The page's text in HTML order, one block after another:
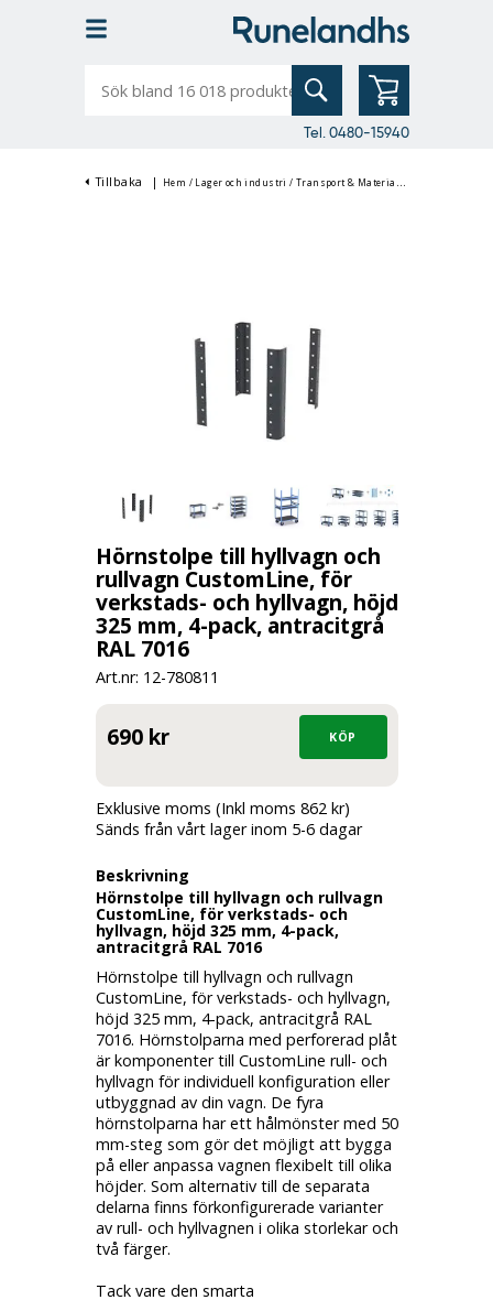
bland
Tel. 0480-15940
Tillbaka | Hem / Lager och industri / Transport & Materialhantering
Hörnstolpe till hyllvagn och
rullvagn CustomLine, för
verkstads- och hyllvagn, höjd
325 mm, 4-pack, antracitgrå
RAL 7016
Art.nr: 12-780811
690 kr
Exklusive moms (Inkl moms 862 kr)
Sänds från vårt lager inom 5-6 dagar
Beskrivning
Hörnstolpe till hyllvagn och rullvagn
CustomLine, för verkstads- och
hyllvagn, höjd 325 mm, 4-pack,
antracitgrå RAL 7016
Hörnstolpe till hyllvagn och rullvagn
CustomLine, för verkstads- och hyllvagn,
höjd 325 mm, 4-pack, antracitgrå RAL
7016. Hörnstolparna med perforerad plåt
är komponenter till CustomLine rull- och
hyllvagn för individuell konfiguration eller
utbyggnad av din vagn. De fyra
hörnstolparna har ett hålmönster med 50
mm-steg som gör det möjligt att bygga
på eller anpassa vagnen flexibelt till olika
höjder. Som alternativ till de separata
delarna finns förkonfigurerade varianter
av rull- och hyllvagnen i olika storlekar och
två färger.
Tack vare den smarta